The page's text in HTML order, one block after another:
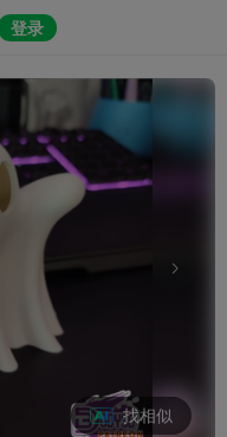
登录
 
找相似